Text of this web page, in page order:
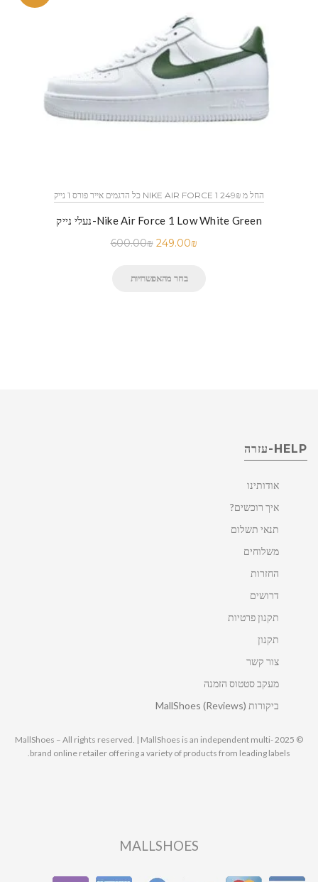
כל הדגמים אייר פורס 1 נייק NIKE AIR FORCE 1 החל מ 249₪
נעלי נייק-Nike Air Force 1 Low White Green
600.00₪ 249.00₪
בחר מהאפשרויות
HELP-עזרה
אודותינו
איך רוכשים?
תנאי תשלום
משלוחים
החזרות
דרושים
תקנון פרטיות
תקנון
צור קשר
מעקב סטטוס הזמנה
ביקורות MallShoes (Reviews)
© 2025 MallShoes – All rights reserved. | MallShoes is an independent multi-
brand online retailer offering a variety of products from leading labels.
MALLSHOES